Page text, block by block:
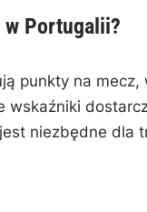
Portugalii?
punkty na mecz,
wskaźniki
niezbędne dla